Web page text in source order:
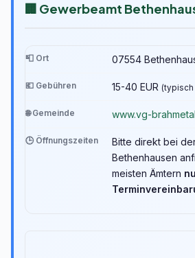
🏢 Gewerbeamt
📮 Ort 07554
💶 Gebühren 15-40 EUR (typisch
🌐 Gemeinde www.vg-
🕒 Öffnungszeiten
Bitte direkt bei
Bethenhausen
meisten Ämtern